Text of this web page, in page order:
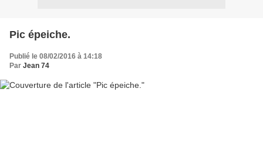
Pic épeiche.
Publié le 08/02/2016 à 14:18
Par Jean 74